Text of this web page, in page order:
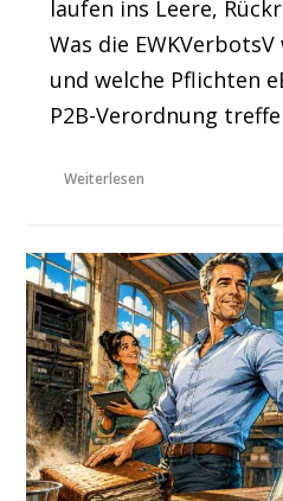
laufen ins Leere,
Was die
und welche Pflichten
P2B-Verordnung
Weiterlesen